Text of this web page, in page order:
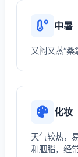
中暑
又闷又蒸“桑
化妆
天气较热，
和胭脂，经